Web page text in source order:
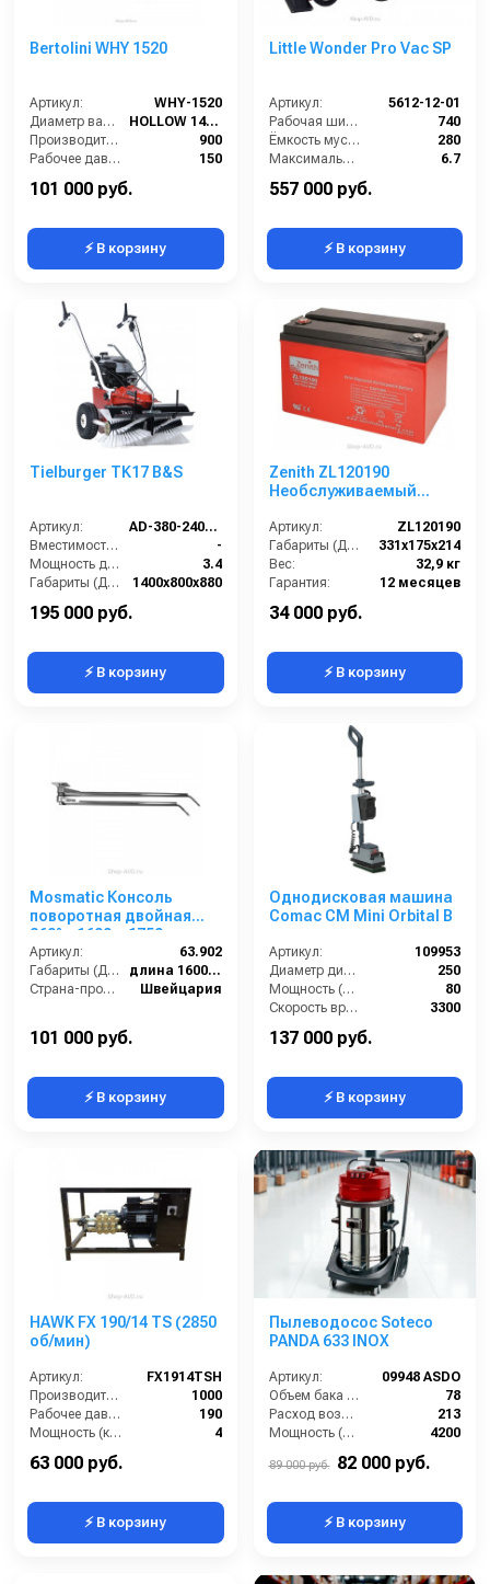
Bertolini WHY 1520
Артикул:
WHY-1520
Диаметр вала (мм):
HOLLOW 14X17 DIN 5482
Производительность (л/ч):
900
Рабочее давление (бар):
150
101 000 руб.
⚡ В корзину
Little Wonder Pro Vac SP
Артикул:
5612-12-01
Рабочая ширина (мм):
740
Ёмкость мусоросборника (л):
280
Максимальная скорость движения (км/ч):
6.7
557 000 руб.
⚡ В корзину
Tielburger TK17 B&S
Артикул:
AD-380-240TS
Вместимость бункера (л):
-
Мощность двигателя (кВт):
3.4
Габариты (ДхШхВ):
1400х800х880
195 000 руб.
⚡ В корзину
Zenith ZL120190
Необслуживаемый
Артикул:
ZL120190
Габариты (ДхШхВ):
331х175х214
Вес:
32,9 кг
Гарантия:
12 месяцев
34 000 руб.
⚡ В корзину
Mosmatic Консоль
поворотная двойная
360° – 1600 и 1750 мм
Артикул:
63.902
Габариты (ДхШхВ):
длина 1600 + 1750
Страна-производитель:
Швейцария
101 000 руб.
⚡ В корзину
Однодисковая машина
Comac CM Mini Orbital B
Артикул:
109953
Диаметр диска / рабочая ширина (мм):
250
Мощность (Вт):
80
Скорость вращения щётки (об/мин):
3300
137 000 руб.
⚡ В корзину
HAWK FX 190/14 TS (2850
об/мин)
Артикул:
FX1914TSH
Производительность (л/ч):
1000
Рабочее давление (бар):
190
Мощность (кВт):
4
63 000 руб.
⚡ В корзину
Пылеводосос Soteco
PANDA 633 INOX
Артикул:
09948 ASDO
Объем бака (л):
78
Расход воздуха (л/сек):
213
Мощность (Вт):
4200
89 000 руб. 82 000 руб.
⚡ В корзину